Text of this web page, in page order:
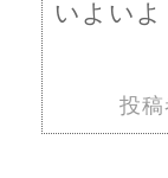
いよい
投稿